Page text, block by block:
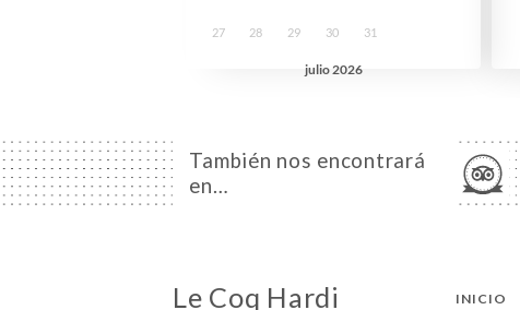
También nos encontrará
en…
Le Coq Hardi INICIO